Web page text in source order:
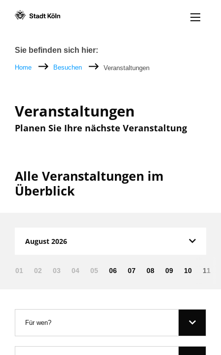
Menü
Breadcrumb
Sie befinden sich hier:
Home Besuchen Veranstaltungen
Veranstaltungen
Planen Sie Ihre nächste Veranstaltung
Alle Veranstaltungen im
Überblick
August 2026
01 02 03 04 05 06 07 08 09 10 11
Für wen?